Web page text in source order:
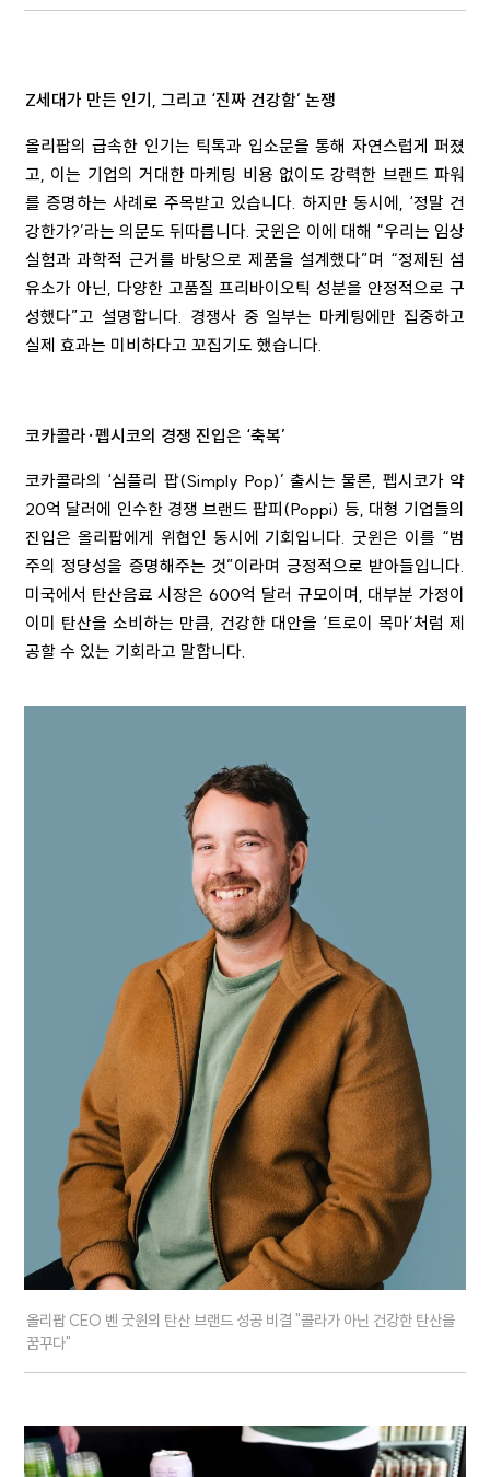
Z세대가 만든 인기, 그리고 ‘진짜 건강함’ 논쟁
올리팝의 급속한 인기는 틱톡과 입소문을 통해 자연스럽게 퍼졌
고, 이는 기업의 거대한 마케팅 비용 없이도 강력한 브랜드 파워
를 증명하는 사례로 주목받고 있습니다. 하지만 동시에, ‘정말 건
강한가?’라는 의문도 뒤따릅니다. 굿윈은 이에 대해 “우리는 임상
실험과 과학적 근거를 바탕으로 제품을 설계했다”며 “정제된 섬
유소가 아닌, 다양한 고품질 프리바이오틱 성분을 안정적으로 구
성했다”고 설명합니다. 경쟁사 중 일부는 마케팅에만 집중하고
실제 효과는 미비하다고 꼬집기도 했습니다.
코카콜라·펩시코의 경쟁 진입은 ‘축복’
코카콜라의 ‘심플리 팝(Simply Pop)’ 출시는 물론, 펩시코가 약
20억 달러에 인수한 경쟁 브랜드 팝피(Poppi) 등, 대형 기업들의
진입은 올리팝에게 위협인 동시에 기회입니다. 굿윈은 이를 “범
주의 정당성을 증명해주는 것”이라며 긍정적으로 받아들입니다.
미국에서 탄산음료 시장은 600억 달러 규모이며, 대부분 가정이
이미 탄산을 소비하는 만큼, 건강한 대안을 ‘트로이 목마’처럼 제
공할 수 있는 기회라고 말합니다.
올리팝 CEO 벤 굿윈의 탄산 브랜드 성공 비결 "콜라가 아닌 건강한 탄산을
꿈꾸다"